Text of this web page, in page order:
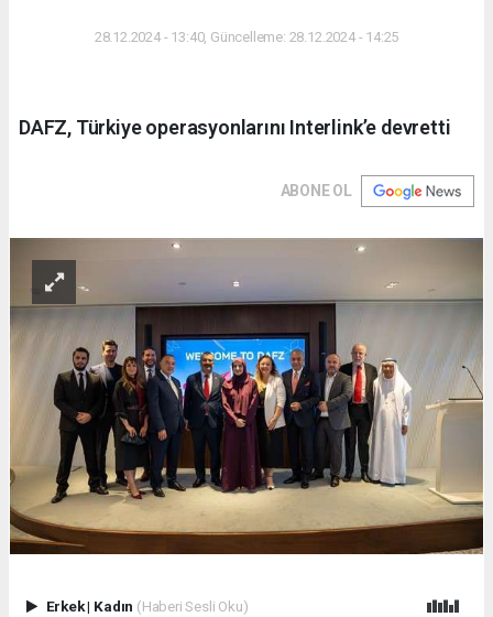
28.12.2024 - 13:40, Güncelleme: 28.12.2024 - 14:25
DAFZ, Türkiye operasyonlarını Interlink’e devretti
ABONE OL
Erkek| Kadın (Haberi Sesli Oku)